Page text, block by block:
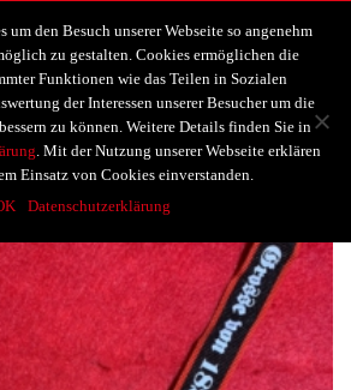
Mitgliederbereich
Sort by
um den Besuch unserer Webseite so angenehm
zu gestalten. Cookies ermöglichen die
Funktionen wie das Teilen in Sozialen
der Interessen unserer Besucher um die
zu können. Weitere Details finden Sie in
. Mit der Nutzung unserer Webseite erklären
Einsatz von Cookies einverstanden.
Datenschutzerklärung